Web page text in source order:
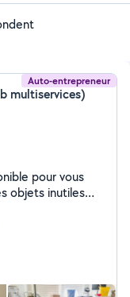
Auto-entrepreneur
multiservices)
objets inutiles